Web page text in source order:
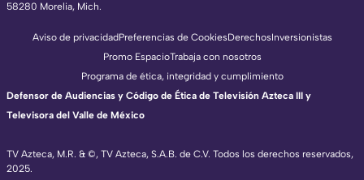
58280 Morelia, Mich.
TV Azteca, M.R. & ©, TV Azteca, S.A.B. de C.V. Todos los derechos reservados,
2025.
Aviso de privacidadPreferencias de CookiesDerechosInversionistas
Promo EspacioTrabaja con nosotros
Programa de ética, integridad y cumplimiento
Defensor de Audiencias y Código de Ética de Televisión Azteca III y
Televisora del Valle de México